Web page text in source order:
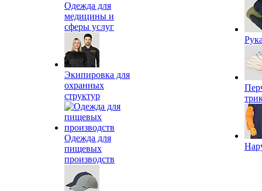
Одежда для
медицины и
сферы услуг
Экипировка для
охранных
структур
Одежда для
пищевых
производств